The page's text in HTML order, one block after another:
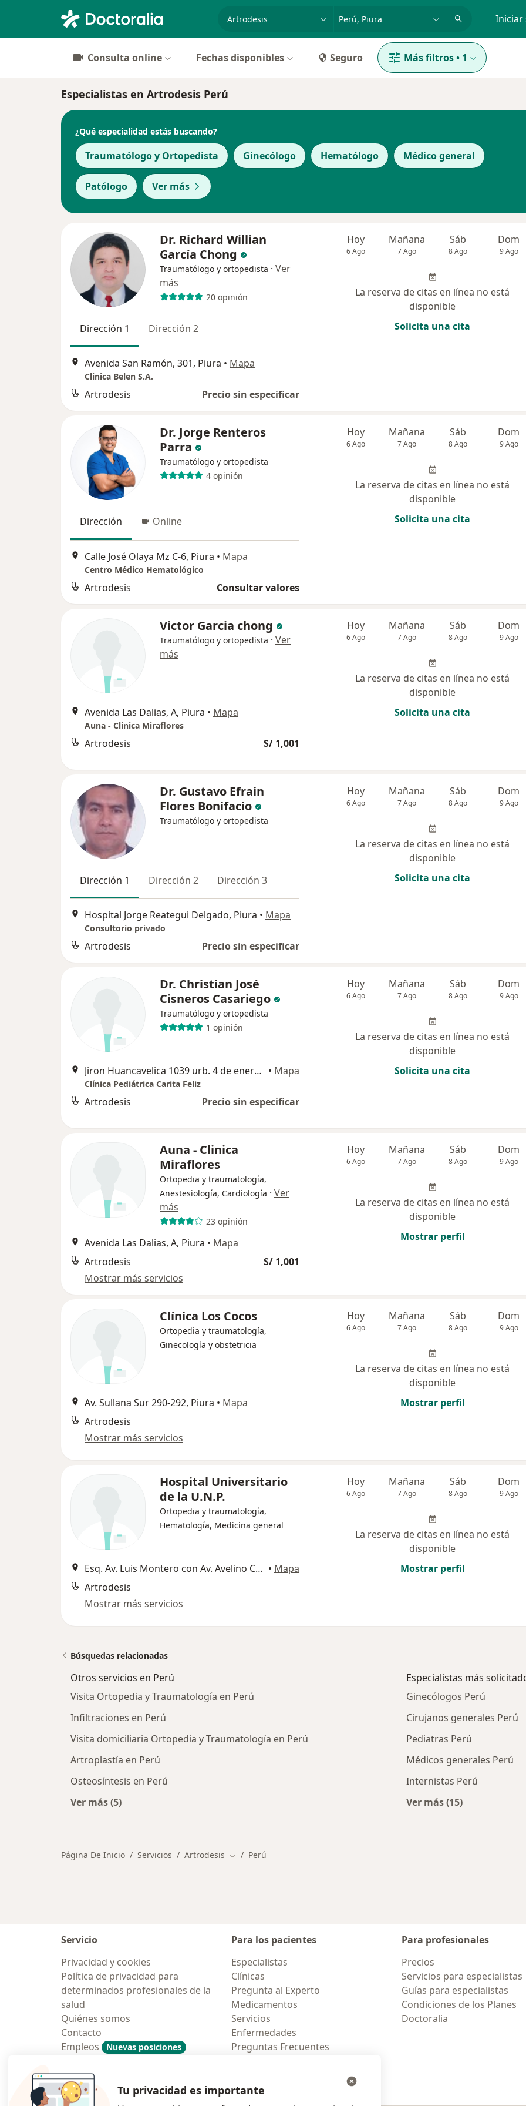
especialidad, enfermedad o nombre
p. ej. Lima Iniciar
Consulta online Fechas disponibles Seguro Más filtros• 1
Especialistas en Artrodesis Perú
¿Qué especialidad estás buscando?
Traumatólogo y Ortopedista Ginecólogo Hematólogo Médico general
Patólogo Ver más
Dr. Richard Willian
García Chong
Traumatólogo y ortopedista · Ver
más
20 opinión
Dirección 1 Dirección 2
Avenida San Ramón, 301, Piura • Mapa
Clinica Belen S.A.
Artrodesis Precio sin especificar
Hoy
6 Ago
Mañana
7 Ago
Sáb
8 Ago
Dom
9 Ago
La reserva de citas en línea no está
disponible
Solicita una cita
Dr. Jorge Renteros
Parra
Traumatólogo y ortopedista
4 opinión
Dirección Online
Calle José Olaya Mz C-6, Piura • Mapa
Centro Médico Hematológico
Artrodesis Consultar valores
Hoy
6 Ago
Mañana
7 Ago
Sáb
8 Ago
Dom
9 Ago
La reserva de citas en línea no está
disponible
Solicita una cita
Victor Garcia chong
Traumatólogo y ortopedista · Ver
más
Avenida Las Dalias, A, Piura • Mapa
Auna - Clinica Miraflores
Artrodesis S/ 1,001
Hoy
6 Ago
Mañana
7 Ago
Sáb
8 Ago
Dom
9 Ago
La reserva de citas en línea no está
disponible
Solicita una cita
Dr. Gustavo Efrain
Flores Bonifacio
Traumatólogo y ortopedista
Dirección 1 Dirección 2 Dirección 3
Hospital Jorge Reategui Delgado, Piura • Mapa
Consultorio privado
Artrodesis Precio sin especificar
Hoy
6 Ago
Mañana
7 Ago
Sáb
8 Ago
Dom
9 Ago
La reserva de citas en línea no está
disponible
Solicita una cita
Dr. Christian José
Cisneros Casariego
Traumatólogo y ortopedista
1 opinión
Jiron Huancavelica 1039 urb. 4 de enero, Piura • Mapa
Clínica Pediátrica Carita Feliz
Artrodesis Precio sin especificar
Hoy
6 Ago
Mañana
7 Ago
Sáb
8 Ago
Dom
9 Ago
La reserva de citas en línea no está
disponible
Solicita una cita
Auna - Clinica
Miraflores
Ortopedia y traumatología,
Anestesiología, Cardiología · Ver
más
23 opinión
Avenida Las Dalias, A, Piura • Mapa
Artrodesis
S/ 1,001
Mostrar más servicios
Hoy
6 Ago
Mañana
7 Ago
Sáb
8 Ago
Dom
9 Ago
La reserva de citas en línea no está
disponible
Mostrar perfil
Clínica Los Cocos
Ortopedia y traumatología,
Ginecología y obstetricia
Av. Sullana Sur 290-292, Piura • Mapa
Artrodesis
Mostrar más servicios
Hoy
6 Ago
Mañana
7 Ago
Sáb
8 Ago
Dom
9 Ago
La reserva de citas en línea no está
disponible
Mostrar perfil
Hospital Universitario
de la U.N.P.
Ortopedia y traumatología,
Hematología, Medicina general
Esq. Av. Luis Montero con Av. Avelino Caceres, Piura • Mapa
Artrodesis
Mostrar más servicios
Hoy
6 Ago
Mañana
7 Ago
Sáb
8 Ago
Dom
9 Ago
La reserva de citas en línea no está
disponible
Mostrar perfil
Búsquedas relacionadas
Otros servicios en Perú
Visita Ortopedia y Traumatología en Perú
Infiltraciones en Perú
Visita domiciliaria Ortopedia y Traumatología en Perú
Artroplastía en Perú
Osteosíntesis en Perú
Ver más (5)
Especialistas más
Ginecólogos Perú
Cirujanos generales Perú
Pediatras Perú
Médicos generales Perú
Internistas Perú
Ver más (15)
Página De Inicio Servicios Artrodesis Cambiar de ciudad
Perú
Servicio
Privacidad y cookies
Política de privacidad para
determinados profesionales de la
salud
Quiénes somos
Contacto
Empleos
Nuevas posiciones
Contratación
Para los pacientes
Especialistas
Clínicas
Pregunta al Experto
Medicamentos
Servicios
Enfermedades
Preguntas Frecuentes
Para profesionales
Precios
Servicios para especialistas
Guías para especialistas
Condiciones de los Planes
Doctoralia
Tu privacidad es importante